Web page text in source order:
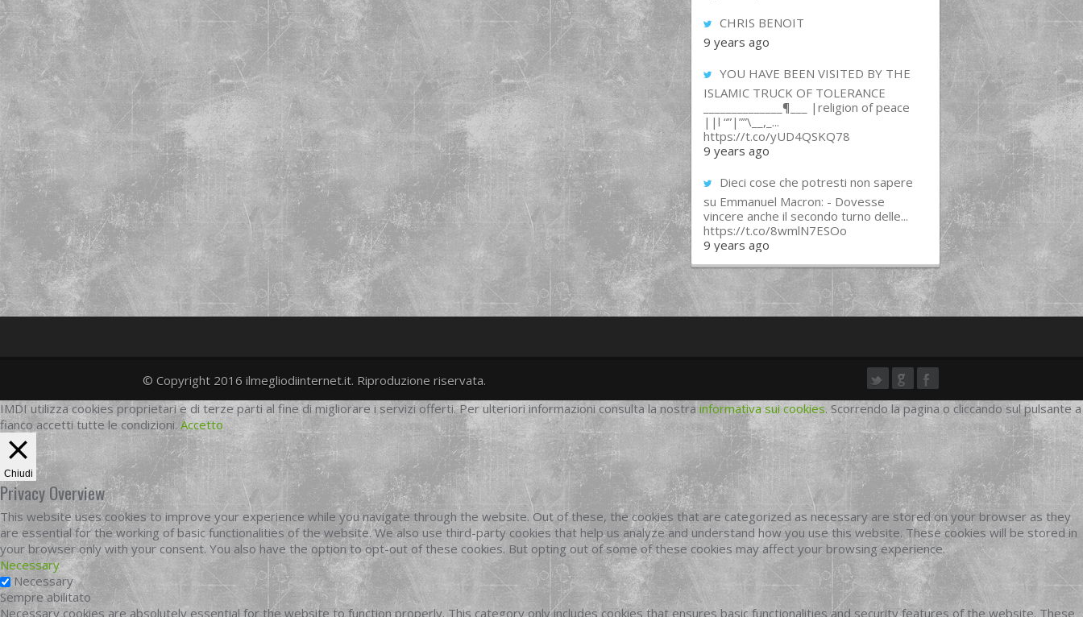
CHRIS BENOIT
9 years ago
YOU HAVE BEEN VISITED BY THE
ISLAMIC TRUCK OF TOLERANCE
______________¶___ |religion of peace
||l “”|””\__,_...
https://t.co/yUD4QSKQ78
9 years ago
Dieci cose che potresti non sapere
su Emmanuel Macron: - Dovesse
vincere anche il secondo turno delle...
https://t.co/8wmlN7ESOo
9 years ago
twittergoogleplus
facebook
© Copyright 2016 ilmegliodiinternet.it. Riproduzione riservata.
IMDI utilizza cookies proprietari e di terze parti al fine di migliorare i servizi offerti. Per ulteriori informazioni consulta la nostra informativa sui cookies. Scorrendo la pagina o cliccando sul pulsante a
fianco accetti tutte le condizioni. Accetto
Chiudi
Privacy Overview
This website uses cookies to improve your experience while you navigate through the website. Out of these, the cookies that are categorized as necessary are stored on your browser as they
are essential for the working of basic functionalities of the website. We also use third-party cookies that help us analyze and understand how you use this website. These cookies will be stored in
your browser only with your consent. You also have the option to opt-out of these cookies. But opting out of some of these cookies may affect your browsing experience.
Necessary
Necessary
Sempre abilitato
Necessary cookies are absolutely essential for the website to function properly. This category only includes cookies that ensures basic functionalities and security features of the website. These